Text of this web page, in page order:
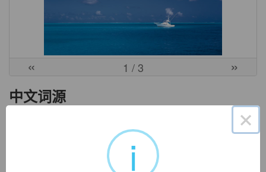
« 1 / 3 »
中文词源
感觉能力，鉴赏力
来自 sensible,能感知的，有理解力的。
×
i